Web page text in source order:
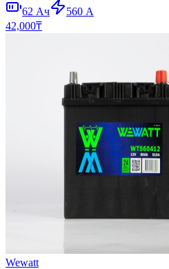
62 Ач 560 А
42,000₸
Wewatt